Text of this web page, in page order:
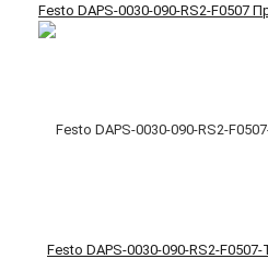
Festo DAPS-0030-090-RS2-F0507
Festo DAPS-0030-090-RS2-